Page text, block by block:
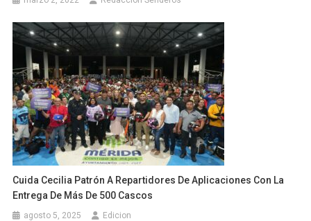
Cuida Cecilia Patrón A Repartidores De Aplicaciones Con La
Entrega De Más De 500 Cascos
agosto 5, 2025 Edicion